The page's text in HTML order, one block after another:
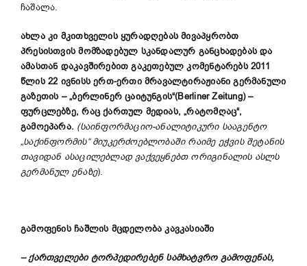
ჩაშალა.
ახლა კი მკითხველის ყურადღებას მივაპყრობთ
პრესისთვის მომზადებულ სკანდალურ განცხადებას და
ამასთან დაკავშირებით გაკეთებულ კომენტარებს 2011
წლის 22 ივნისს ერთ-ერთი მრავალტირაჟიანი გერმანული
გაზეთის – „ბერლინერ ცაიტუნგის“(Berliner Zeitung) –
ფურცლებზე, რაც ქართულ მედიას, „რატომღაც“,
გამოეპარა. (საინფორმაციო-ანალიტიკური სააგენტო
„საქინფორმის“ მიუკერძოებლობაში რაიმე ეჭვის შეტანის
თავიდან ასაცილებლად ვაქვეყნებთ ორიგინალის ასლს
გერმანულ ენაზე).
გამოფენის ჩაშლის მცდელობა კავკასიაში
– ქართველები ტორპედირებენ სამხატვრო გამოფენას,